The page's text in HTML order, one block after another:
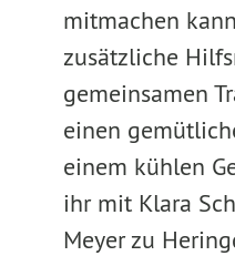
mitmachen
zusätzliche
gemeinsamen
einen
einem kühlen
ihr mit Klara
Meyer zu